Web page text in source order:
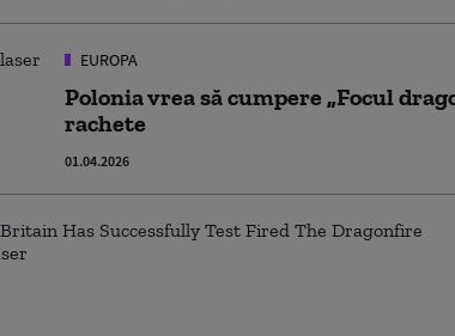
EUROPA
Polonia vrea să cumpere „Focul
rachete
01.04.2026